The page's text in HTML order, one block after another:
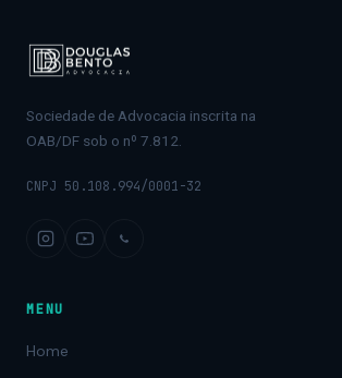
Sociedade de Advocacia inscrita na
OAB/DF sob o nº 7.812.
CNPJ 50.108.994/0001-32
MENU
Home